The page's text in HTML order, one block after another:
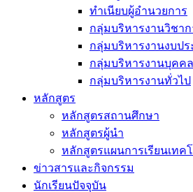
ทำเนียบผู้อำนวยการ
กลุ่มบริหารงานวิชาก
กลุ่มบริหารงานงบป
กลุ่มบริหารงานบุคคล
กลุ่มบริหารงานทั่วไป
หลักสูตร
หลักสูตรสถานศึกษา
หลักสูตรผู้นำ
หลักสูตรแผนการเรียนเทค
ข่าวสารและกิจกรรม
นักเรียนปัจจุบัน